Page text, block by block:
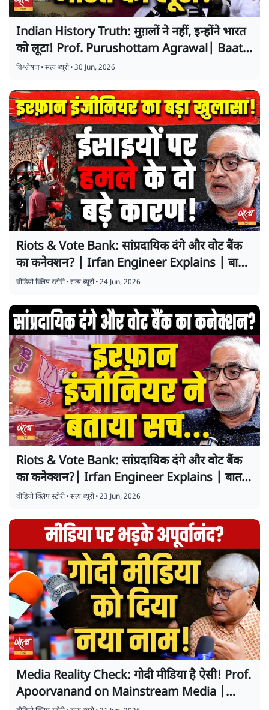
Indian History Truth: मुग़लों ने नहीं, इन्होंने भारत
को लूटा! Prof. Purushottam Agrawal| Baat
Bolegi
विश्लेषण•सत्य ब्यूरो•30 Jun, 2026
Riots & Vote Bank: सांप्रदायिक दंगे और वोट बैंक
का कनेक्शन? | Irfan Engineer Explains | बात
बोलेगी
वीडियो क्लिप स्टोरी•सत्य ब्यूरो•24 Jun, 2026
Riots & Vote Bank: सांप्रदायिक दंगे और वोट बैंक
का कनेक्शन?| Irfan Engineer Explains | बात
बोलेगी
वीडियो क्लिप स्टोरी•सत्य ब्यूरो•23 Jun, 2026
Media Reality Check: गोदी मीडिया है ऐसी! Prof.
Apoorvanand on Mainstream Media |